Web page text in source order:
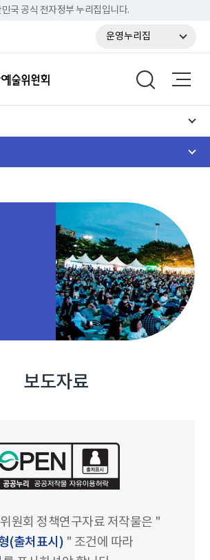
국 공식 전자정부 누리집입니다.
운영누리집
보도자료
원회 정책연구자료 저작물은 "
(출처표시) " 조건에 따라